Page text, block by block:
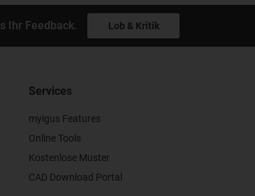
Ihr Feedback. Lob & Kritik
Services
myigus Features
Online Tools
Kostenlose Muster
CAD Download Portal